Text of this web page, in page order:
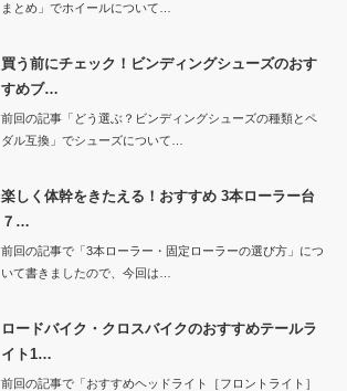
まとめ」でホイールについて…
買う前にチェック！ビンディングシューズのおす
すめブ…
前回の記事「どう選ぶ？ビンディングシューズの種類とペ
ダル互換」でシューズについて…
楽しく体幹をきたえる！おすすめ 3本ローラー台
７…
前回の記事で「3本ローラー・固定ローラーの選び方」につ
いて書きましたので、今回は…
ロードバイク・クロスバイクのおすすめテールラ
イト1…
前回の記事で「おすすめヘッドライト［フロントライト］